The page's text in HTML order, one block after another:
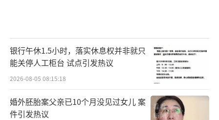
银行午休1.5小时，落实休息权并非就只
能关停人工柜台 试点引发热议
2026-08-05 08:15:18
婚外胚胎案父亲已10个月没见过女儿 案
件引发热议